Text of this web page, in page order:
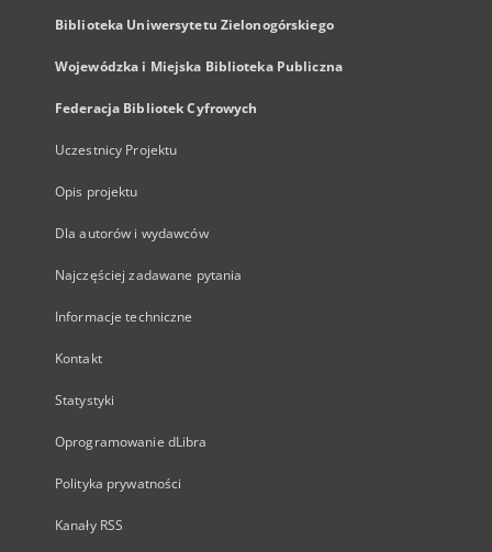
Biblioteka Uniwersytetu Zielonogórskiego
Wojewódzka i Miejska Biblioteka Publiczna
Federacja Bibliotek Cyfrowych
Uczestnicy Projektu
Opis projektu
Dla autorów i wydawców
Najczęściej zadawane pytania
Informacje techniczne
Kontakt
Statystyki
Oprogramowanie dLibra
Polityka prywatności
Kanały RSS